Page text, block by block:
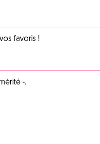
favoris !
-.